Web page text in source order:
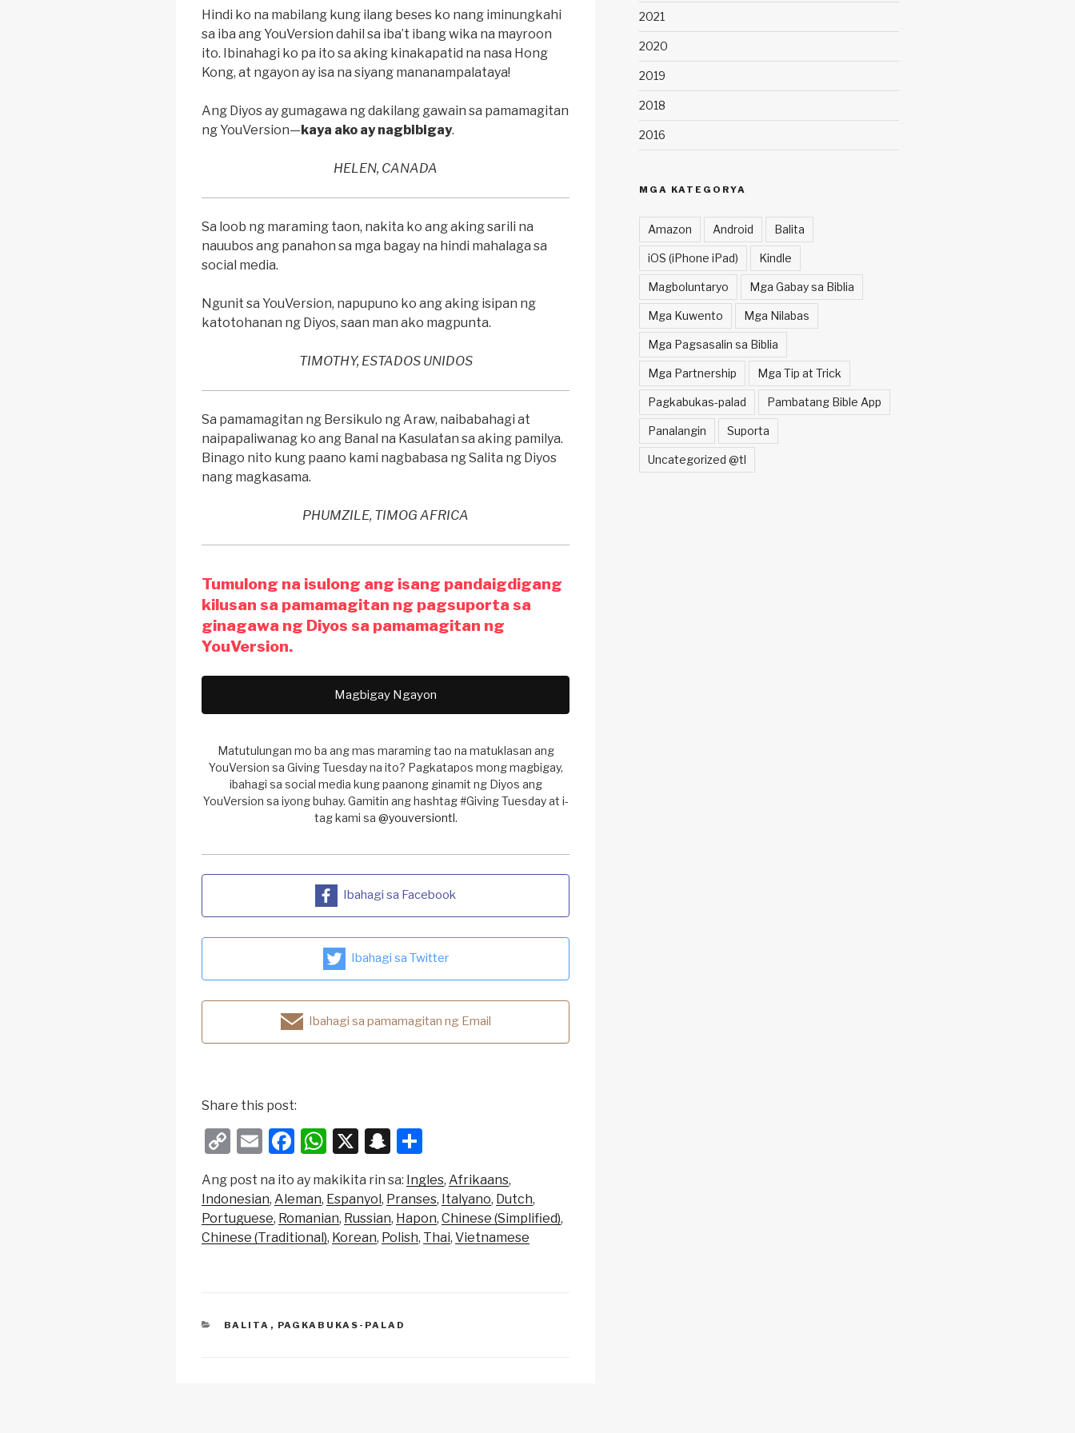
Hindi ko na mabilang kung ilang beses ko nang iminungkahi
sa iba ang YouVersion dahil sa iba’t ibang wika na mayroon
ito. Ibinahagi ko pa ito sa aking kinakapatid na nasa Hong
Kong, at ngayon ay isa na siyang mananampalataya!
Ang Diyos ay gumagawa ng dakilang gawain sa pamamagitan
ng YouVersion— kaya ako ay nagbibigay.
HELEN, CANADA
Sa loob ng maraming taon, nakita ko ang aking sarili na
nauubos ang panahon sa mga bagay na hindi mahalaga sa
social media.
Ngunit sa YouVersion, napupuno ko ang aking isipan ng
katotohanan ng Diyos, saan man ako magpunta.
TIMOTHY, ESTADOS UNIDOS
Sa pamamagitan ng Bersikulo ng Araw, naibabahagi at
naipapaliwanag ko ang Banal na Kasulatan sa aking pamilya.
Binago nito kung paano kami nagbabasa ng Salita ng Diyos
nang magkasama.
PHUMZILE, TIMOG AFRICA
Tumulong na isulong ang isang pandaigdigang
kilusan sa pamamagitan ng pagsuporta sa
ginagawa ng Diyos sa pamamagitan ng
YouVersion.
Magbigay Ngayon
Matutulungan mo ba ang mas maraming tao na matuklasan ang
YouVersion sa Giving Tuesday na ito? Pagkatapos mong magbigay,
ibahagi sa social media kung paanong ginamit ng Diyos ang
YouVersion sa iyong buhay. Gamitin ang hashtag #Giving Tuesday at i-
tag kami sa @youversiontl.
Ibahagi sa Facebook
Ibahagi sa Twitter
Ibahagi sa pamamagitan ng Email
Share this post:
C
p
y
Li
E
m
ail
F
c
e
b
k
W
h
at
s
A
X
S
a
p
c
h
ar
e
Ang post na ito ay makikita rin sa: Ingles Afrikaans
Indonesian Aleman Espanyol Pranses Italyano Dutch
Portuguese Romanian Russian Hapon Chinese (Simplified)
Chinese (Traditional) Korean Polish Thai Vietnamese
CATEGORIES
BALITA , PAGKABUKAS-PALAD
2021
2020
2019
2018
2016
MGA KATEGORYA
Amazon Android Balita
iOS (iPhone iPad) Kindle
Magboluntaryo Mga Gabay sa Biblia
Mga Kuwento Mga Nilabas
Mga Pagsasalin sa Biblia
Mga Partnership Mga Tip at Trick
Pagkabukas-palad Pambatang Bible App
Panalangin Suporta
Uncategorized @tl